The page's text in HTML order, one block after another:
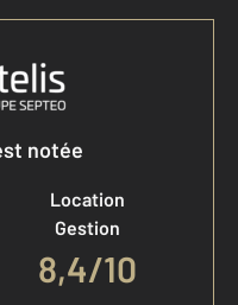
notée
Location
Gestion
8,4/10